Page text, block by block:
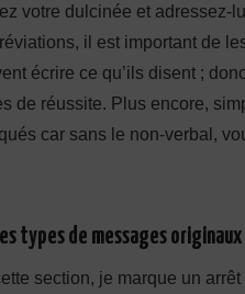
votre dulcinée et adressez-
il est important de
écrire ce qu’ils disent ;
de réussite. Plus encore,
car sans le non-verbal,
types de messages
section, je marque un